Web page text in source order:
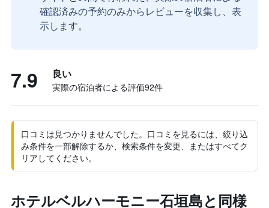
確認済みの予約のみからレビューを収集し、表
示します。
7.9 良い
実際の宿泊者による評価92​件
口コミは見つかりませんでした。口コミを見るには、絞り込
み条件を一部解除するか、検索条件を変更、またはすべてク
リアしてください。
ホテルベルハーモニー石垣島と同様